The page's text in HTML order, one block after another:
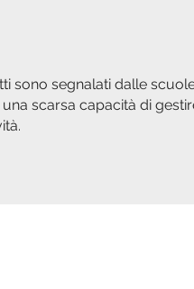
sono segnalati dalle
scarsa capacità di